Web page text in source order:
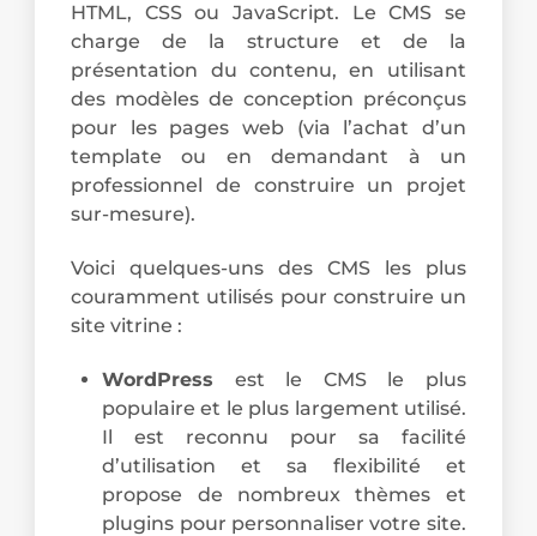
HTML, CSS ou JavaScript. Le CMS se
charge de la structure et de la
présentation du contenu, en utilisant
des modèles de conception préconçus
pour les pages web (via l’achat d’un
template ou en demandant à un
professionnel de construire un projet
sur-mesure).
Voici quelques-uns des CMS les plus
couramment utilisés pour construire un
site vitrine :
WordPress est le CMS le plus
populaire et le plus largement utilisé.
Il est reconnu pour sa facilité
d’utilisation et sa flexibilité et
propose de nombreux thèmes et
plugins pour personnaliser votre site.